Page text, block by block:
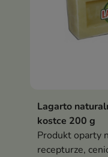
Lagarto
kostce 200 g
Produkt oparty
recepturze,